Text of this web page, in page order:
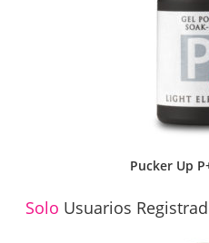
Pucker Up
Solo Usuarios